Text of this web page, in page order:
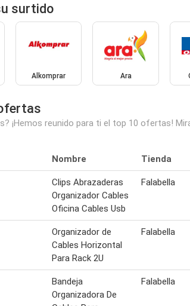
surtido
Alkomprar Ara
¡Hemos reunido para ti el top 10 ofertas!
Nombre Tienda
Clips Abrazaderas
Organizador Cables
Oficina Cables Usb
Falabella
Organizador de
Cables Horizontal
Para Rack 2U
Falabella
Bandeja
Organizadora De
Falabella